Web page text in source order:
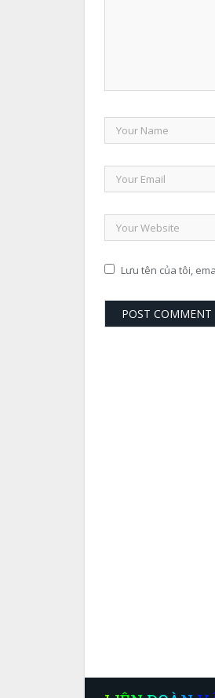
Lưu tên của tôi,